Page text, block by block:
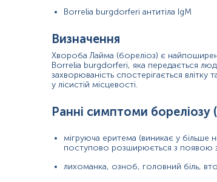
Час, протягом якого кліщ був прикріплений до
Загальновизнано, що чим довше кліщ
Діагноз Лайм-бореліозу встановлюється на
Антитіла класу IgM зазвичай досягають
рекомендується здавати щонайменше через 2
наявність симптомів бореліозу
укус кліща (особливо, якщо він був на
Borrelia burgdorferi антитіла IgM
Визначення
Хвороба Лайма (бореліоз) є
Borrelia burgdorferi, яка передається
захворюваність спостерігається
у лісистій місцевості.
Ранні симптоми бореліозу
мігруюча еритема (виникає у більше
поступово розширюється з появою
лихоманка, озноб, головний біль,